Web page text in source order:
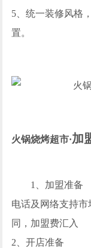
5、统一装修风格
置。
火锅烧烤超市·加
1、加盟准备
电话及网络支持
同，加盟费汇入
2、开店准备